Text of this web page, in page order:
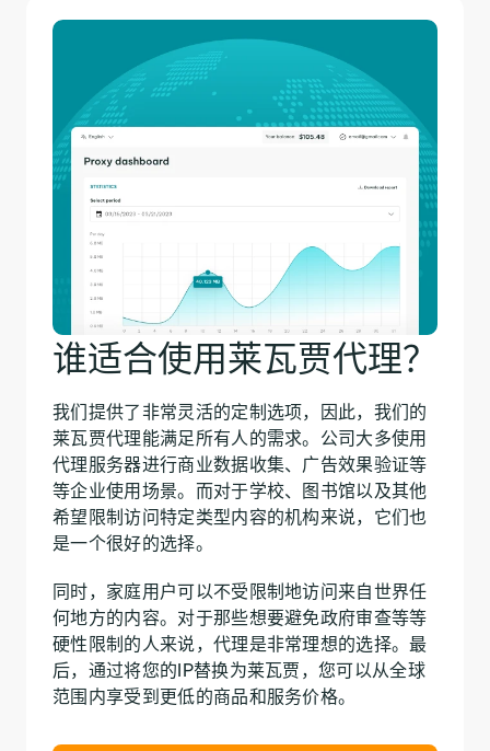
谁适合使用莱瓦贾代理？
我们提供了非常灵活的定制选项，因此，我们的
莱瓦贾代理能满足所有人的需求。公司大多使用
代理服务器进行商业数据收集、广告效果验证等
等企业使用场景。而对于学校、图书馆以及其他
希望限制访问特定类型内容的机构来说，它们也
是一个很好的选择。
同时，家庭用户可以不受限制地访问来自世界任
何地方的内容。对于那些想要避免政府审查等等
硬性限制的人来说，代理是非常理想的选择。最
后，通过将您的IP替换为莱瓦贾，您可以从全球
范围内享受到更低的商品和服务价格。